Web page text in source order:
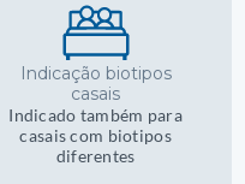
Indicação biotipos
casais
Indicado também para
casais com biotipos
diferentes